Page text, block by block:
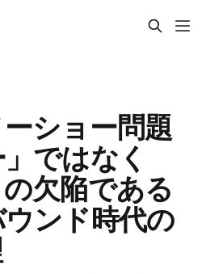
ショー問題
ではなく
の欠陥である
ンド時代の